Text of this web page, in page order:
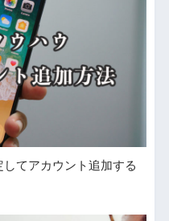
てアカウント追加する